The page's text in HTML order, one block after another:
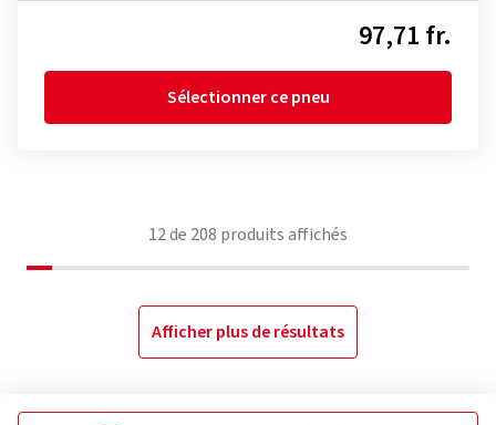
97,71 fr.
Sélectionner ce pneu
12de 208 produits affichés
Afficher plus de résultats